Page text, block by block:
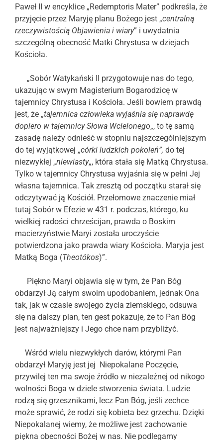
Paweł II w encyklice „Redemptoris Mater” podkreśla, że
przyjęcie przez Maryję planu Bożego jest „centralną
rzeczywistością Objawienia i wiary” i uwydatnia
szczególną obecność Matki Chrystusa w dziejach
Kościoła.
„Sobór Watykański II przygotowuje nas do tego,
ukazując w swym Magisterium Bogarodzicę w
tajemnicy Chrystusa i Kościoła. Jeśli bowiem prawdą
jest, że „tajemnica człowieka wyjaśnia się naprawdę
dopiero w tajemnicy Słowa Wcielonego„, to tę samą
zasadę należy odnieść w stopniu najszczególniejszym
do tej wyjątkowej „córki ludzkich pokoleń”, do tej
niezwykłej „niewiasty„, która stała się Matką Chrystusa.
Tylko w tajemnicy Chrystusa wyjaśnia się w pełni Jej
własna tajemnica. Tak zresztą od początku starał się
odczytywać ją Kościół. Przełomowe znaczenie miał
tutaj Sobór w Efezie w 431 r. podczas, którego, ku
wielkiej radości chrześcijan, prawda o Boskim
macierzyństwie Maryi została uroczyście
potwierdzona jako prawda wiary Kościoła. Maryja jest
Matką Boga (Theotókos)”.
Piękno Maryi objawia się w tym, że Pan Bóg
obdarzył Ją całym swoim upodobaniem, jednak Ona
tak, jak w czasie swojego życia ziemskiego, odsuwa
się na dalszy plan, ten gest pokazuje, że to Pan Bóg
jest najważniejszy i Jego chce nam przybliżyć.
Wśród wielu niezwykłych darów, którymi Pan
obdarzył Maryję jest jej Niepokalane Poczęcie,
przywilej ten ma swoje źródło w niezależnej od nikogo
wolności Boga w dziele stworzenia świata. Ludzie
rodzą się grzesznikami, lecz Pan Bóg, jeśli zechce
może sprawić, że rodzi się kobieta bez grzechu. Dzięki
Niepokalanej wiemy, że możliwe jest zachowanie
piękna obecności Bożej w nas. Nie podlegamy